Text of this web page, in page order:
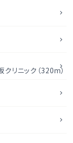
リニック（320m）